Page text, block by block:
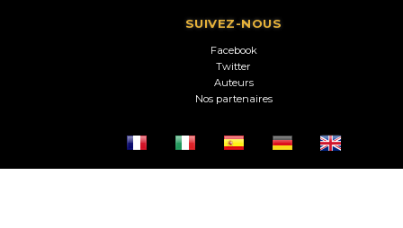
SUIVEZ-NOUS
Facebook
Twitter
Auteurs
Nos partenaires